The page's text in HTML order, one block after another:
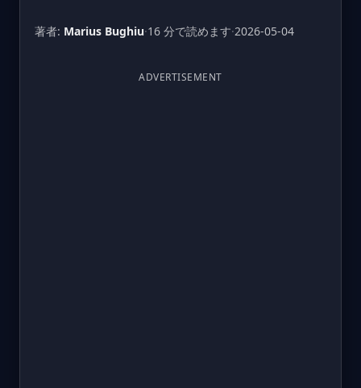
著者: Marius Bughiu·16 分で読めます·2026-05-04
ADVERTISEMENT